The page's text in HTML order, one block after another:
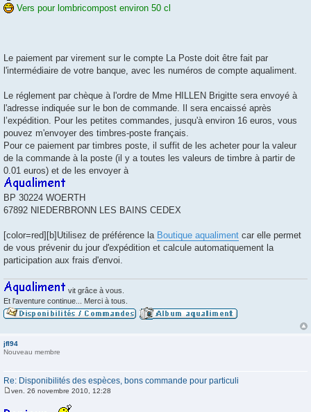
Vers pour lombricompost environ 50 cl
Le paiement par virement sur le compte La Poste doit être fait par
l'intermédiaire de votre banque, avec les numéros de compte aqualiment.
Le réglement par chèque à l'ordre de Mme HILLEN Brigitte sera envoyé à
l'adresse indiquée sur le bon de commande. Il sera encaissé après
l’expédition. Pour les petites commandes, jusqu'à environ 16 euros, vous
pouvez m'envoyer des timbres-poste français.
Pour ce paiement par timbres poste, il suffit de les acheter pour la valeur
de la commande à la poste (il y a toutes les valeurs de timbre à partir de
0.01 euros) et de les envoyer à
BP 30224 WOERTH
67892 NIEDERBRONN LES BAINS CEDEX
[color=red][b]Utilisez de préférence la Boutique aqualiment car elle permet
de vous prévenir du jour d'expédition et calcule automatiquement la
participation aux frais d'envoi.
vit grâce à vous.
Et l'aventure continue... Merci à tous.
jfl94
Nouveau membre
Re: Disponibilités des espèces, bons commande pour particuli
ven. 26 novembre 2010, 12:28